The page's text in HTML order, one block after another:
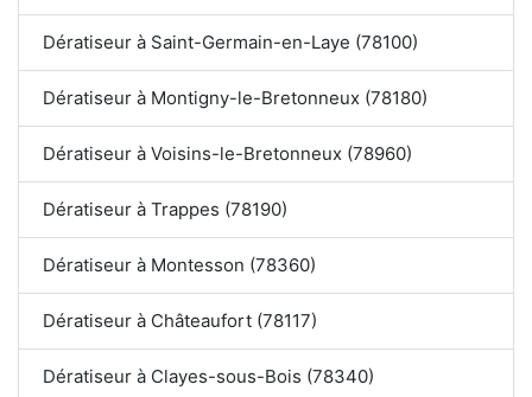
Dératiseur à Saint-Germain-en-Laye (78100)
Dératiseur à Montigny-le-Bretonneux (78180)
Dératiseur à Voisins-le-Bretonneux (78960)
Dératiseur à Trappes (78190)
Dératiseur à Montesson (78360)
Dératiseur à Châteaufort (78117)
Dératiseur à Clayes-sous-Bois (78340)